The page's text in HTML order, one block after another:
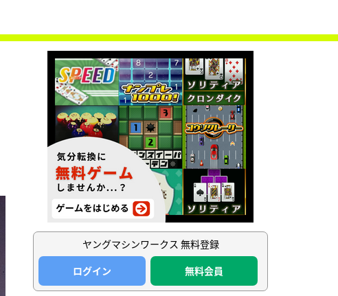
ヤングマシンワークス 無料登録
ログイン
無料会員